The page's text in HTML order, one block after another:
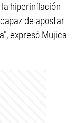
hiperinflación
de apostar
expresó Mujica